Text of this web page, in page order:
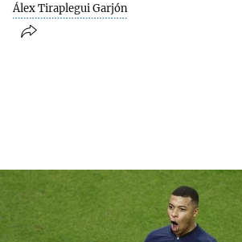
Álex Tiraplegui Garjón